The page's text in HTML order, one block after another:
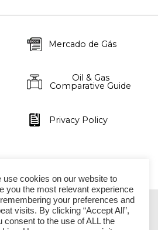
Mercado de Gás
Oil & Gas
Comparative Guide
Privacy Policy
SÃO PAULO
use cookies on our website to
you the most relevant experience
your preferences and
visits. By clicking “Accept All”,
consent to the use of ALL the